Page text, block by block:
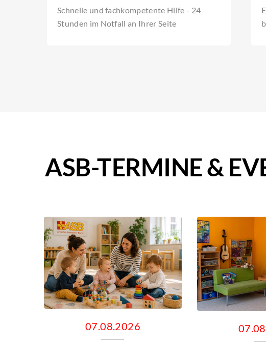
Schnelle und fachkompetente Hilfe - 24
Stunden im Notfall an Ihrer Seite
ASB-TERMINE &
07.08.2026